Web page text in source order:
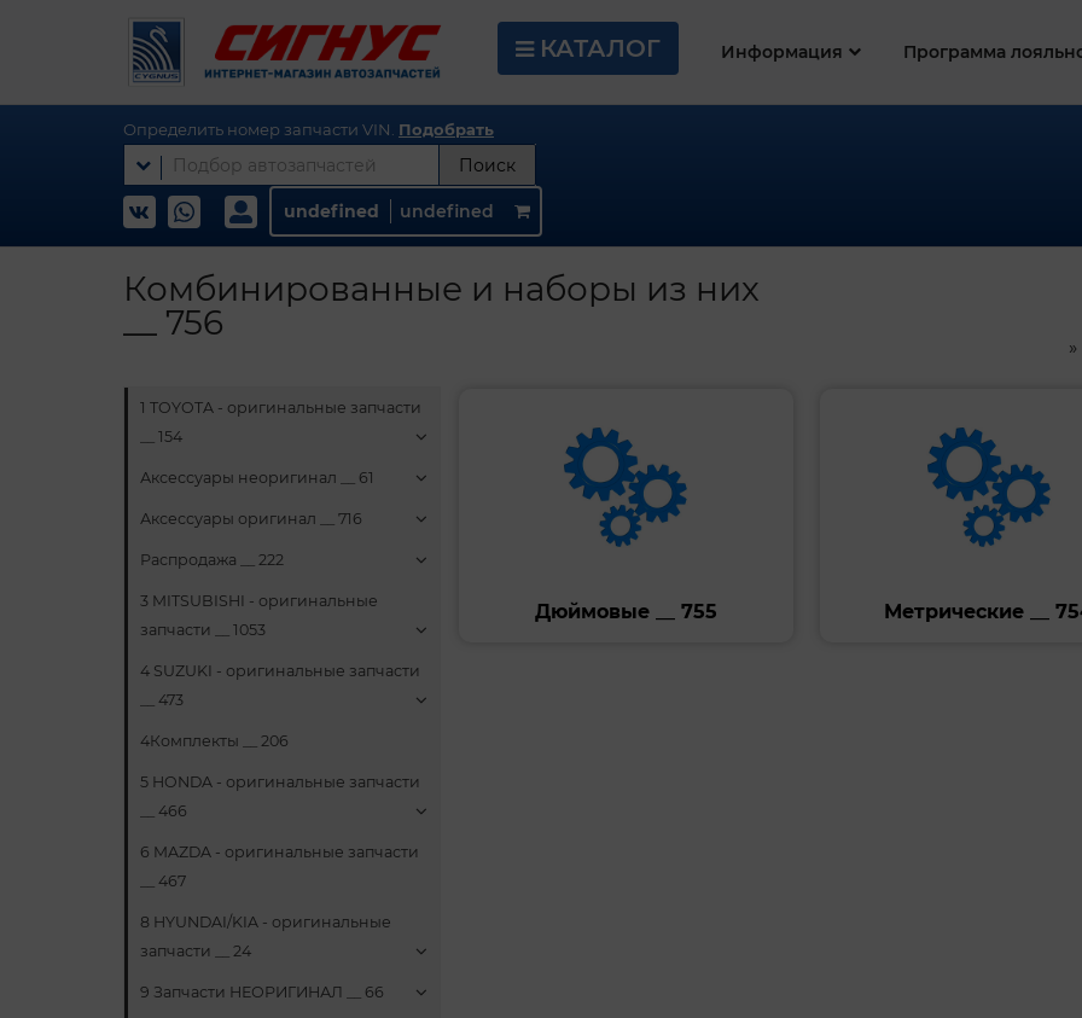
КАТАЛОГ Информация Программа
Определить номер запчасти VIN. Подобрать
Поиск
undefined undefined
Комбинированные и наборы из них
__ 756
1 TOYOTA - оригинальные запчасти
__ 154
Аксессуары неоригинал __ 61
Аксессуары оригинал __ 716
Распродажа __ 222
3 MITSUBISHI - оригинальные
запчасти __ 1053
4 SUZUKI - оригинальные запчасти
__ 473
4Комплекты __ 206
5 HONDA - оригинальные запчасти
__ 466
6 MAZDA - оригинальные запчасти
__ 467
8 HYUNDAI/KIA - оригинальные
запчасти __ 24
9 Запчасти НЕОРИГИНАЛ __ 66
Дюймовые __ 755 Метрические __